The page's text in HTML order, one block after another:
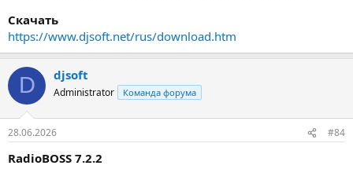
Скачать
https://www.djsoft.net/rus/download.htm
D djsoft
Administrator Команда форума
28.06.2026 #84
RadioBOSS 7.2.2